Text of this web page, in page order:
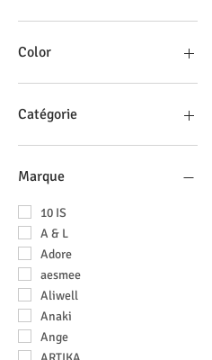
Color
Catégorie
Homme
trousse de toilette
Marque
10 IS
A & L
Adore
aesmee
Aliwell
Anaki
Ange